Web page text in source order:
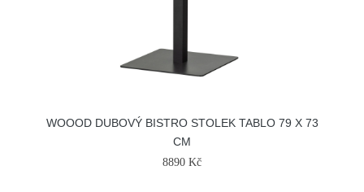
WOOOD DUBOVÝ BISTRO STOLEK TABLO 79 X 73
CM
8890 Kč